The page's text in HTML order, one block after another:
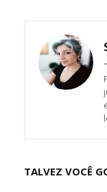
TALVEZ VOCÊ